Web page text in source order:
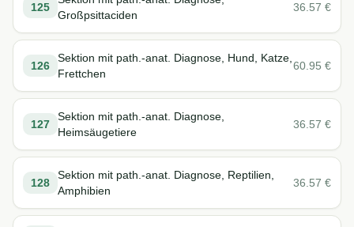
125
Großpsittaciden
36.57 €
126
Sektion mit path.-anat. Diagnose, Hund, Katze,
Frettchen
60.95 €
127
Sektion mit path.-anat. Diagnose,
Heimsäugetiere
36.57 €
128
Sektion mit path.-anat. Diagnose, Reptilien,
Amphibien
36.57 €